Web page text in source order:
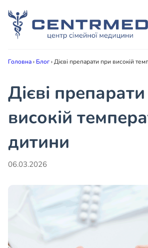
Головна› Блог›Дієві препарати при високій
Дієві
високій
дитини
06.03.2026